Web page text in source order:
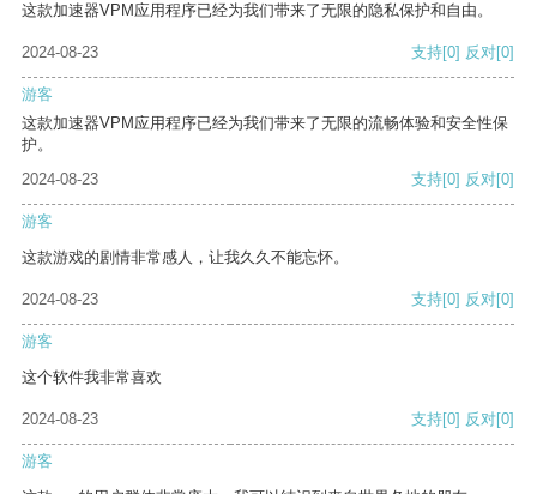
这款加速器VPM应用程序已经为我们带来了无限的隐私保护和自由。
2024-08-23 支持[0] 反对[0]
游客
这款加速器VPM应用程序已经为我们带来了无限的流畅体验和安全性保
护。
2024-08-23
支持[0] 反对[0]
游客
这款游戏的剧情非常感人，让我久久不能忘怀。
2024-08-23 支持[0] 反对[0]
游客
这个软件我非常喜欢
2024-08-23 支持[0] 反对[0]
游客